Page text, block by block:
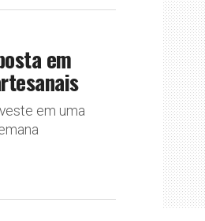
em
em uma